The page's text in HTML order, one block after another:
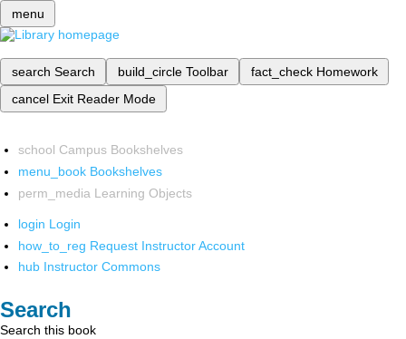
menu
search Search build_circle Toolbar fact_check Homework
cancel Exit Reader Mode
school Campus Bookshelves
menu_book Bookshelves
perm_media Learning Objects
login Login
how_to_reg Request Instructor Account
hub Instructor Commons
Search
Search this book